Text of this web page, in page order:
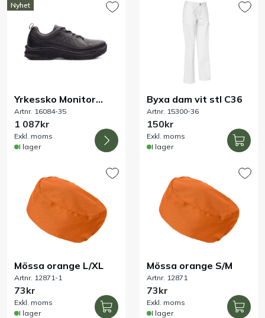
Handla efter bransch
Varumärken
Om Bakers
Kontakt
Nyhet
Yrkessko Monitor
Paradox F stl 35-48
Artnr. 16084-35
1 087kr
Exkl. moms
I lager
Byxa dam vit stl C36
Artnr. 15300-36
150kr
Exkl. moms
I lager
Mössa orange L/XL
Artnr. 12871-1
73kr
Exkl. moms
I lager
Mössa orange S/M
Artnr. 12871
73kr
Exkl. moms
I lager